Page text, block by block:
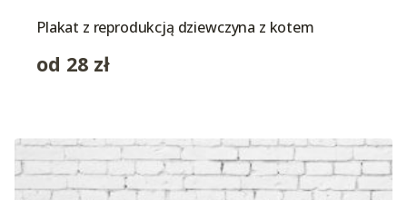
Plakat z reprodukcją dziewczyna z kotem
od 28 zł